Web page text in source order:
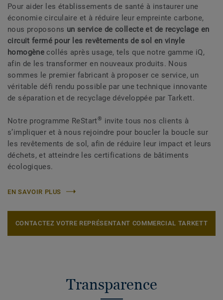
Pour aider les établissements de santé à instaurer une
économie circulaire et à réduire leur empreinte carbone,
nous proposons un service de collecte et de recyclage en
circuit fermé pour les revêtements de sol en vinyle
homogène collés après usage, tels que notre gamme iQ,
afin de les transformer en nouveaux produits. Nous
sommes le premier fabricant à proposer ce service, un
véritable défi rendu possible par une technique innovante
de séparation et de recyclage développée par Tarkett.
Notre programme ReStart® invite tous nos clients à
s’impliquer et à nous rejoindre pour boucler la boucle sur
les revêtements de sol, afin de réduire leur impact et leurs
déchets, et atteindre les certifications de bâtiments
écologiques.
EN SAVOIR PLUS
CONTACTEZ VOTRE REPRÉSENTANT COMMERCIAL TARKETT
Transparence